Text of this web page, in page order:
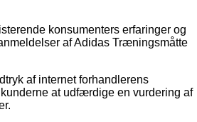
konsumenters erfaringer og
af Adidas Træningsmåtte
af internet forhandlerens
at udfærdige en vurdering af